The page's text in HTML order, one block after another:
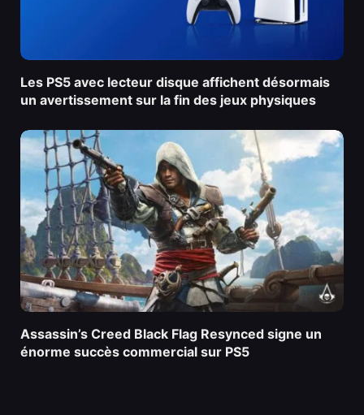
Les PS5 avec lecteur disque affichent désormais
un avertissement sur la fin des jeux physiques
Assassin’s Creed Black Flag Resynced signe un
énorme succès commercial sur PS5